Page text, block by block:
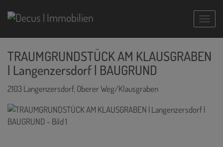
TRAUMGRUNDSTÜCK AM KLAUSGRABEN
| Langenzersdorf | BAUGRUND
2103 Langenzersdorf, Oberer Weg/Klausgraben